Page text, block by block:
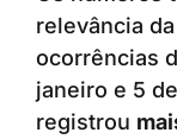
relevância
ocorrências
janeiro e 5
registrou